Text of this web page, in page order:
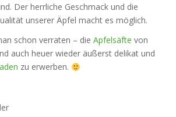
Der herrliche Geschmack und die
unserer Äpfel macht es möglich.
schon verraten – die Apfelsäfte von
auch heuer wieder äußerst delikat und
zu erwerben.